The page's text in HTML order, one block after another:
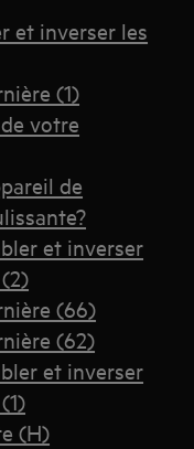
et inverser les
(1)
votre
de
et inverser
(66)
(62)
et inverser
(H)